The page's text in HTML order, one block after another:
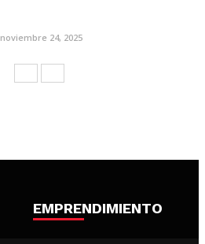
noviembre 24, 2025
EMPRENDIMIENTO